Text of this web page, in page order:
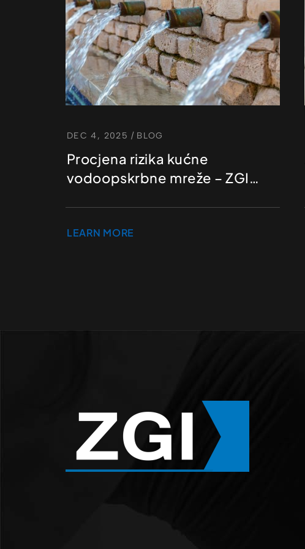
DEC 4, 2025 / BLOG
Procjena rizika kućne
vodoopskrbne mreže – ZGI
LEARN MORE